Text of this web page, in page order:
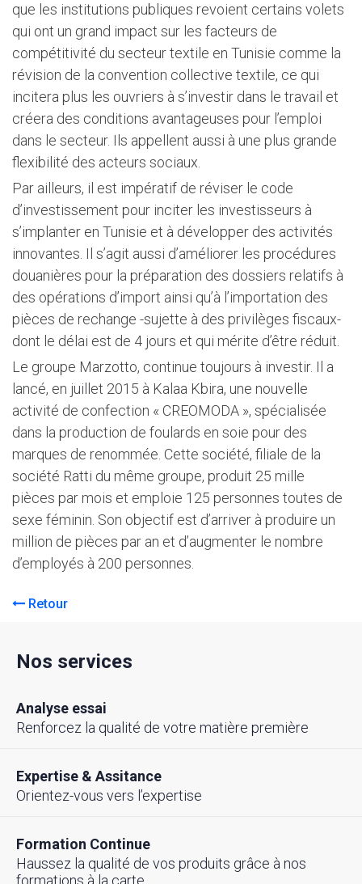
que les institutions publiques revoient certains volets
qui ont un grand impact sur les facteurs de
compétitivité du secteur textile en Tunisie comme la
révision de la convention collective textile, ce qui
incitera plus les ouvriers à s’investir dans le travail et
créera des conditions avantageuses pour l’emploi
dans le secteur. Ils appellent aussi à une plus grande
flexibilité des acteurs sociaux.
Par ailleurs, il est impératif de réviser le code
d’investissement pour inciter les investisseurs à
s’implanter en Tunisie et à développer des activités
innovantes. Il s’agit aussi d’améliorer les procédures
douanières pour la préparation des dossiers relatifs à
des opérations d’import ainsi qu’à l’importation des
pièces de rechange -sujette à des privilèges fiscaux-
dont le délai est de 4 jours et qui mérite d’être réduit.
Le groupe Marzotto, continue toujours à investir. Il a
lancé, en juillet 2015 à Kalaa Kbira, une nouvelle
activité de confection « CREOMODA », spécialisée
dans la production de foulards en soie pour des
marques de renommée. Cette société, filiale de la
société Ratti du même groupe, produit 25 mille
pièces par mois et emploie 125 personnes toutes de
sexe féminin. Son objectif est d’arriver à produire un
million de pièces par an et d’augmenter le nombre
d’employés à 200 personnes.
Retour
Nos services
Analyse essai
Renforcez la qualité de votre matière première
Expertise & Assitance
Orientez-vous vers l’expertise
Formation Continue
Haussez la qualité de vos produits grâce à nos
formations à la carte